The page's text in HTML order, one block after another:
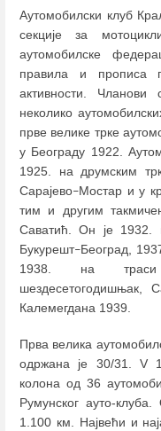
Аутомобилски клуб
секције за
аутомобилске
правила и прописа
активности. Чланови
неколико
прве велике трке
у Београду 1922.
1925. на друмским
Сарајево–Мостар и у
тим и другим
Саватић. Он је 1932.
Букурешт–Београд,
1938. на траси
шездесетогодишњак,
Калемегдана 1939.
Прва велика
одржана је 30/31. V
колона од 36
Румунског ауто-
1.100 км. Највећи и